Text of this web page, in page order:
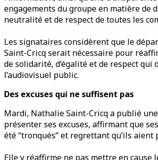
engagements du groupe en matière de
neutralité et de respect de toutes les
Les signataires considèrent que le
Saint-Cricq serait nécessaire pour
de solidarité, d’égalité et de respect qui
l’audiovisuel public.
Des excuses qui ne suffisent pas
Mardi, Nathalie Saint-Cricq a publié
présenter ses excuses, affirmant que
été “tronqués” et regrettant qu’ils aient
Elle y réaffirme ne pas mettre en cause